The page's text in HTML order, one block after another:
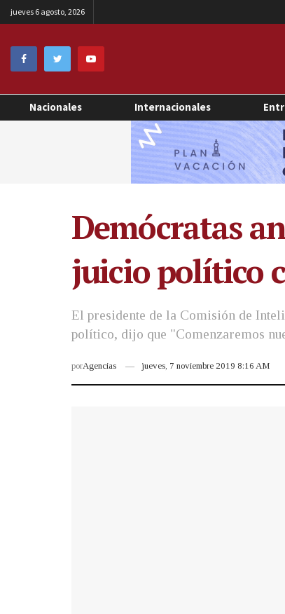
jueves 6 agosto, 2026
Nacionales Internacionales
Demócratas
juicio político
El presidente de la Comisión de
político, dijo que "Comenzaremos
porAgencias jueves, 7 noviembre 2019 8:16 AM